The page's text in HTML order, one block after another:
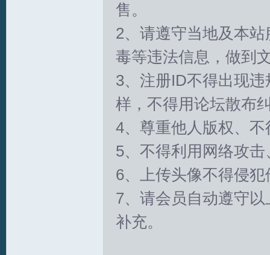
售。
2、请遵守当地及本
毒等违法信息，做到
3、注册ID不得出现
样，不得用论坛散布
4、尊重他人版权、
5、不得利用网络攻
6、上传头像不得侵
7、请会员自动遵守
补充。